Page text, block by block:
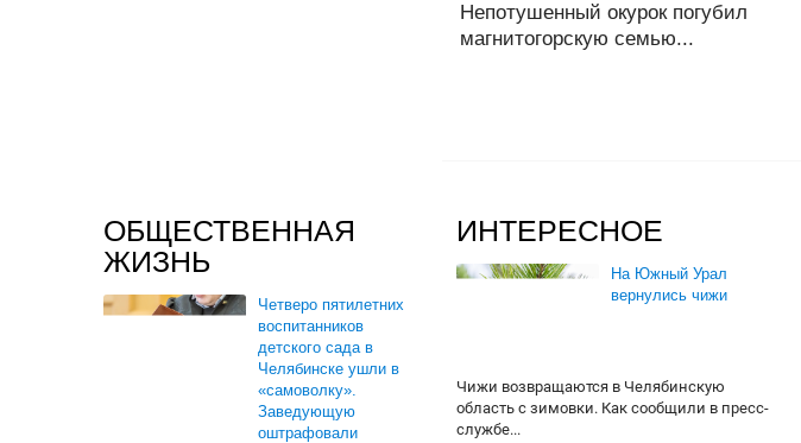
Непотушенный окурок погубил
магнитогорскую семью...
ОБЩЕСТВЕННАЯ
ЖИЗНЬ
Четверо пятилетних
воспитанников
детского сада в
Челябинске ушли в
«самоволку».
Заведующую
оштрафовали
ИНТЕРЕСНОЕ
На Южный Урал
вернулись чижи
Чижи возвращаются в Челябинскую
область с зимовки. Как сообщили в пресс-
службе...